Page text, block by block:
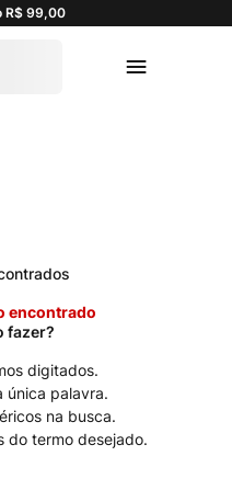
R$ 99,00
encontrado
digitados.
única palavra.
na busca.
do termo desejado.